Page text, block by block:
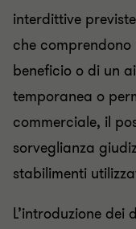
interdittive
che comprendono
beneficio o di un
temporanea o
commerciale, il
sorveglianza
stabilimenti
L’introduzione